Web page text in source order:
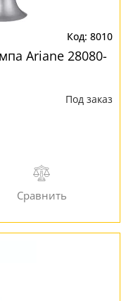
8010
Ariane 28080-
Под заказ